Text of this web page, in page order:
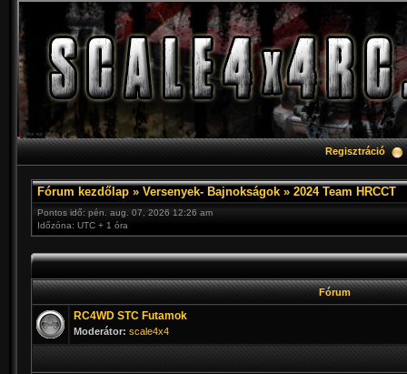
Regisztráció
Fórum kezdőlap » Versenyek- Bajnokságok » 2024 Team HRCCT
Pontos idő: pén. aug. 07, 2026 12:26 am
Időzóna: UTC + 1 óra
Fórum
RC4WD STC Futamok
Moderátor: scale4x4